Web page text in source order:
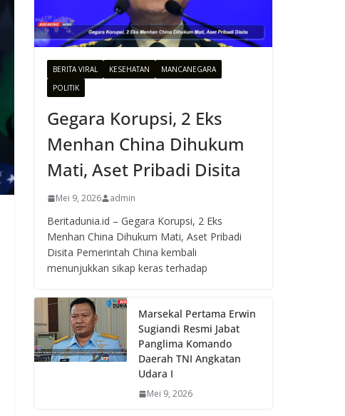
BERITA VIRAL KESEHATAN
MANCANEGARA
POLITIK
Gegara Korupsi, 2 Eks
Menhan China Dihukum
Mati, Aset Pribadi Disita
Mei 9, 2026 admin
Beritadunia.id – Gegara Korupsi, 2 Eks
Menhan China Dihukum Mati, Aset Pribadi
Disita Pemerintah China kembali
menunjukkan sikap keras terhadap
Marsekal Pertama Erwin
Sugiandi Resmi Jabat
Panglima Komando
Daerah TNI Angkatan
Udara I
Mei 9, 2026